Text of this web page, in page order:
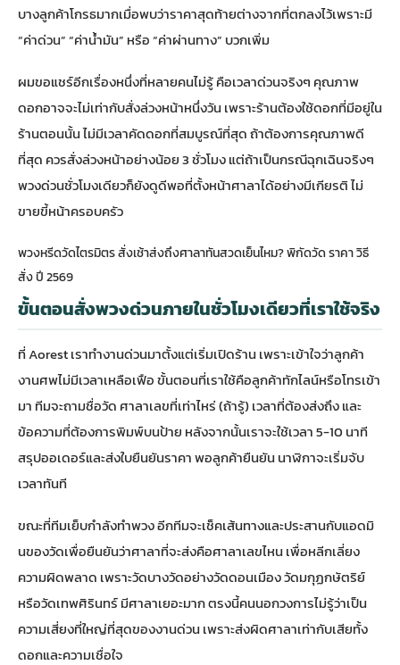
บางลูกค้าโกรธมากเมื่อพบว่าราคาสุดท้ายต่างจากที่ตกลงไว้เพราะมี
“ค่าด่วน” “ค่าน้ำมัน” หรือ “ค่าผ่านทาง” บวกเพิ่ม
ผมขอแชร์อีกเรื่องหนึ่งที่หลายคนไม่รู้ คือเวลาด่วนจริงๆ คุณภาพ
ดอกอาจจะไม่เท่ากับสั่งล่วงหน้าหนึ่งวัน เพราะร้านต้องใช้ดอกที่มีอยู่ใน
ร้านตอนนั้น ไม่มีเวลาคัดดอกที่สมบูรณ์ที่สุด ถ้าต้องการคุณภาพดี
ที่สุด ควรสั่งล่วงหน้าอย่างน้อย 3 ชั่วโมง แต่ถ้าเป็นกรณีฉุกเฉินจริงๆ
พวงด่วนชั่วโมงเดียวก็ยังดูดีพอที่ตั้งหน้าศาลาได้อย่างมีเกียรติ ไม่
ขายขี้หน้าครอบครัว
พวงหรีดวัดไตรมิตร สั่งเช้าส่งถึงศาลาทันสวดเย็นไหม? พิกัดวัด ราคา วิธี
สั่ง ปี 2569
ขั้นตอนสั่งพวงด่วนภายในชั่วโมงเดียวที่เราใช้จริง
ที่ Aorest เราทำงานด่วนมาตั้งแต่เริ่มเปิดร้าน เพราะเข้าใจว่าลูกค้า
งานศพไม่มีเวลาเหลือเฟือ ขั้นตอนที่เราใช้คือลูกค้าทักไลน์หรือโทรเข้า
มา ทีมจะถามชื่อวัด ศาลาเลขที่เท่าไหร่ (ถ้ารู้) เวลาที่ต้องส่งถึง และ
ข้อความที่ต้องการพิมพ์บนป้าย หลังจากนั้นเราจะใช้เวลา 5-10 นาที
สรุปออเดอร์และส่งใบยืนยันราคา พอลูกค้ายืนยัน นาฬิกาจะเริ่มจับ
เวลาทันที
ขณะที่ทีมเย็บกำลังทำพวง อีกทีมจะเช็คเส้นทางและประสานกับแอดมิ
นของวัดเพื่อยืนยันว่าศาลาที่จะส่งคือศาลาเลขไหน เพื่อหลีกเลี่ยง
ความผิดพลาด เพราะวัดบางวัดอย่างวัดดอนเมือง วัดมกุฏกษัตริย์
หรือวัดเทพศิรินทร์ มีศาลาเยอะมาก ตรงนี้คนนอกวงการไม่รู้ว่าเป็น
ความเสี่ยงที่ใหญ่ที่สุดของงานด่วน เพราะส่งผิดศาลาเท่ากับเสียทั้ง
ดอกและความเชื่อใจ